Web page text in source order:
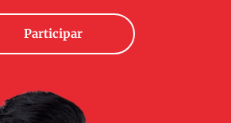
Participar